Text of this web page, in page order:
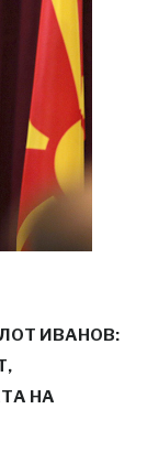
ИВАНОВ:
НА